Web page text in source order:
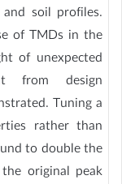
soil profiles.
of TMDs in the
of unexpected
from design
Tuning a
rather than
to double the
original peak